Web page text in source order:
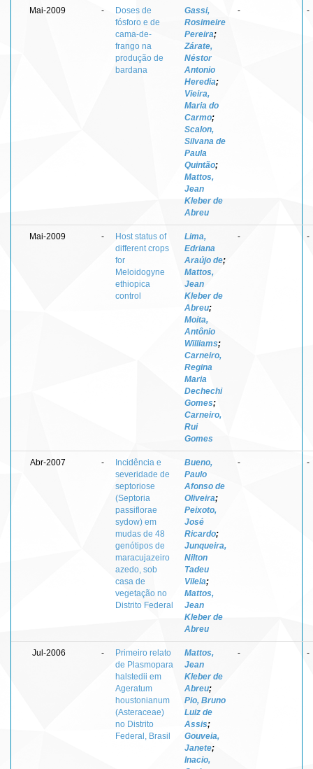
Mai-2009 -
Doses de
fósforo e de
cama-de-
frango na
produção de
bardana
Gassi,
Rosimeire
Pereira;
Zárate,
Néstor
Antonio
Heredia;
Vieira,
Maria do
Carmo;
Scalon,
Silvana de
Paula
Quintão;
Mattos,
Jean
Kleber de
Abreu
- -
Mai-2009 -
Host status of
different crops
for
Meloidogyne
ethiopica
control
Lima,
Edriana
Araújo de;
Mattos,
Jean
Kleber de
Abreu;
Moita,
Antônio
Williams;
Carneiro,
Regina
Maria
Dechechi
Gomes;
Carneiro,
Rui
Gomes
- -
Abr-2007 -
Incidência e
severidade de
septoriose
(Septoria
passiflorae
sydow) em
mudas de 48
genótipos de
maracujazeiro
azedo, sob
casa de
vegetação no
Distrito Federal
Bueno,
Paulo
Afonso de
Oliveira;
Peixoto,
José
Ricardo;
Junqueira,
Nilton
Tadeu
Vilela;
Mattos,
Jean
Kleber de
Abreu
- -
Jul-2006 -
Primeiro relato
de Plasmopara
halstedii em
Ageratum
houstonianum
(Asteraceae)
no Distrito
Federal, Brasil
Mattos,
Jean
Kleber de
Abreu;
Pio, Bruno
Luiz de
Assis;
Gouveia,
Janete;
Inacio,
- -